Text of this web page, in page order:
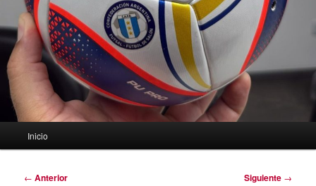
Inicio
Navegación
← Anterior Siguiente →